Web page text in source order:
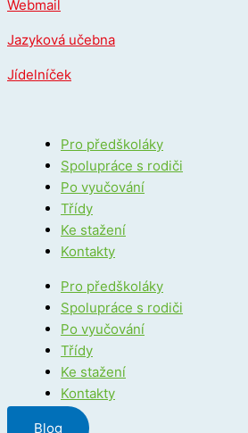
Webmail
Jazyková učebna
Jídelníček
Pro předškoláky
Spolupráce s rodiči
Po vyučování
Třídy
Ke stažení
Kontakty
Pro předškoláky
Spolupráce s rodiči
Po vyučování
Třídy
Ke stažení
Kontakty
Blog